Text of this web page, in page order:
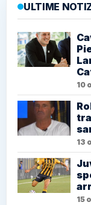
ULTIME
10
13
15